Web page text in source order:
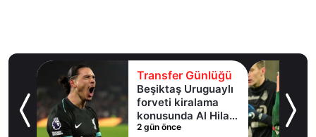
Transfer Günlüğü
Beşiktaş Uruguaylı
forveti kiralama
konusunda Al Hilal
ile anlaştı! Adım
2 gün önce